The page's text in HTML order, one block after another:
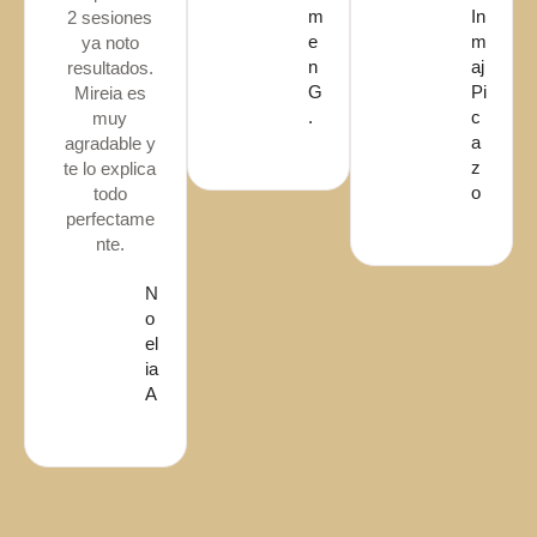
2 sesiones
ya noto
resultados.
Mireia es
muy
agradable y
te lo explica
todo
perfectame
nte.
N
o
el
ia
A
m
e
n
G
.
In
m
aj
Pi
c
a
z
o